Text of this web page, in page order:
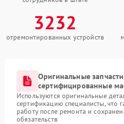
ПО/Микропрограмма
3232
отремонтированных устройств
Оригинальные
сертифицированные
Используются оригинальные
сертификацию специалисты, что
работу после ремонта и
обязательств